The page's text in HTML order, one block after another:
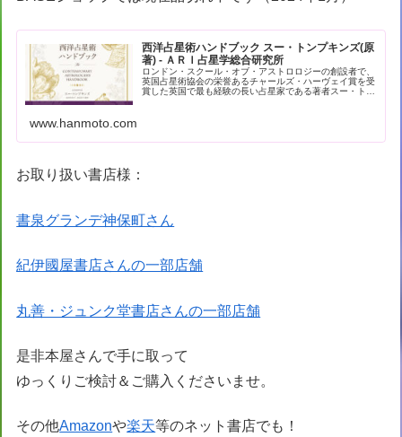
西洋占星術ハンドブック スー・トンプキンズ(原
著) - ＡＲＩ占星学総合研究所
ロンドン・スクール・オブ・アストロロジーの創設者で、
英国占星術協会の栄誉あるチャールズ・ハーヴェイ賞を受
賞した英国で最も経験の長い占星家である著者スー・トン
www.hanmoto.com
お取り扱い書店様：
書泉グランデ神保町さん
紀伊國屋書店さんの一部店舗
丸善・ジュンク堂書店さんの一部店舗
是非本屋さんで手に取って
ゆっくりご検討＆ご購入くださいませ。
その他Amazonや楽天等のネット書店でも！